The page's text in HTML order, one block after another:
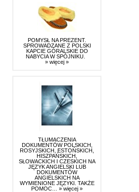
POMYSŁ NA PREZENT.
SPROWADZANE Z POLSKI
KAPCIE GÓRALSKIE DO
NABYCIA W SPÓJNIKU.
» więcej »
TŁUMACZENIA
DOKUMENTÓW POLSKICH,
ROSYJSKICH, ESTOŃSKICH,
HISZPAŃSKICH,
SŁOWACKICH I CZESKICH NA
JĘZYK ANGIELSKI LUB
DOKUMENTÓW
ANGIELSKICH NA
WYMIENIONE JĘZYKI. TAKŻE
POMOC… » więcej »